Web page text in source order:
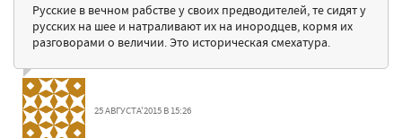
Русские в вечном рабстве у своих предводителей, те сидят у
русских на шее и натраливают их на инородцев, кормя их
разговорами о величии. Это историческая смехатура.
25 АВГУСТА'2015 В 15:26